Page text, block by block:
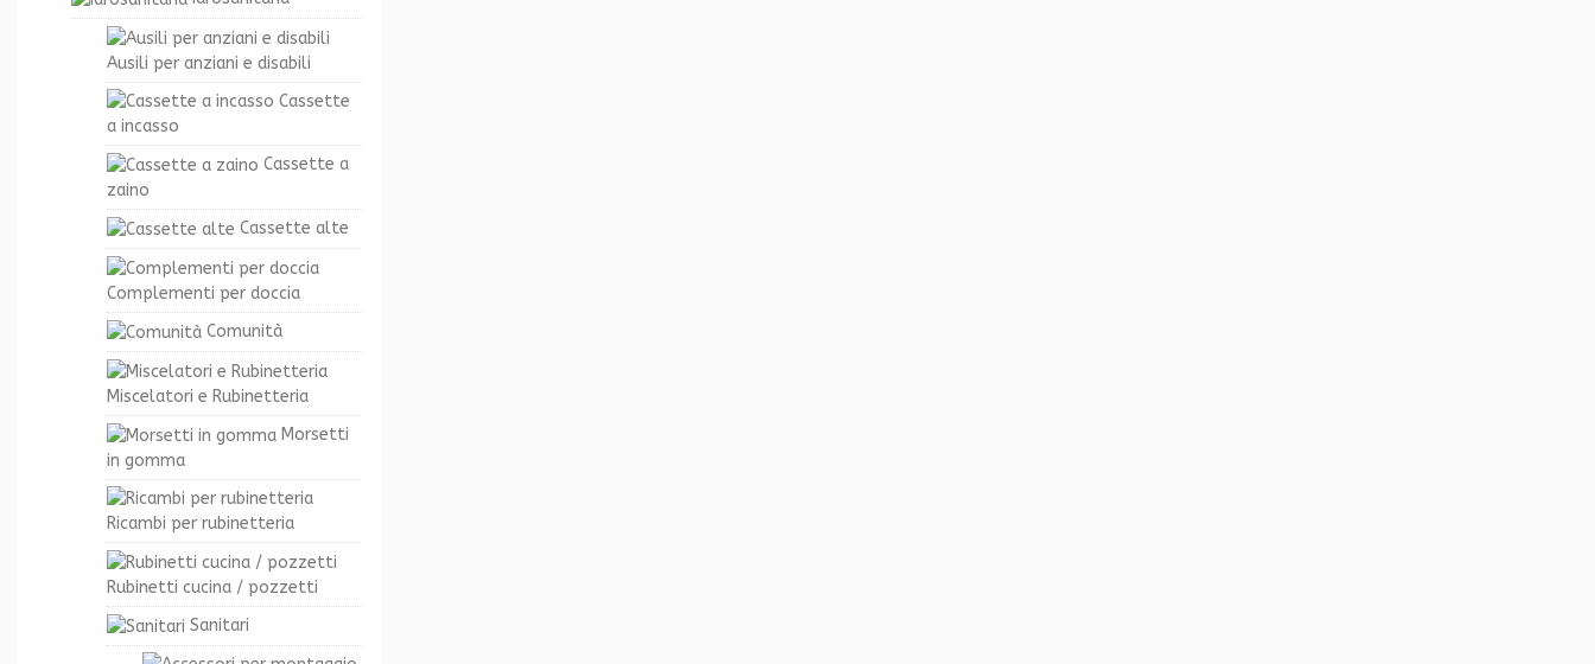
Ausili per anziani e disabili
Cassette
a incasso
Cassette a
zaino
Cassette alte
Complementi per doccia
Comunità
Miscelatori e Rubinetteria
Morsetti
in gomma
Ricambi per rubinetteria
Rubinetti cucina / pozzetti
Sanitari